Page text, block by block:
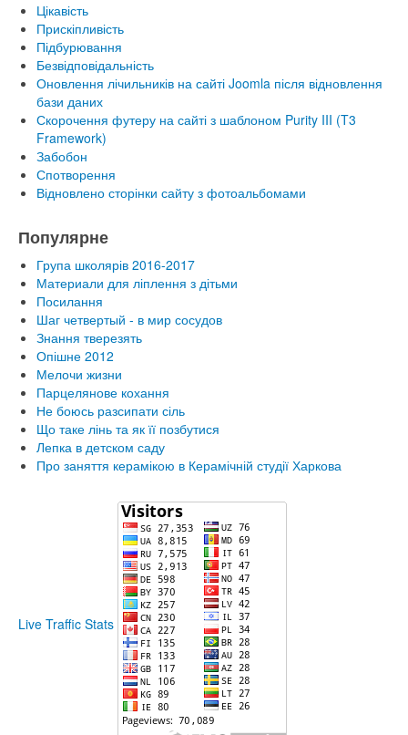
Цікавість
Прискіпливість
Підбурювання
Безвідповідальність
Оновлення лічильників на сайті Joomla після відновлення
бази даних
Скорочення футеру на сайті з шаблоном Purity III (T3
Framework)
Забобон
Спотворення
Відновлено сторінки сайту з фотоальбомами
Популярне
Група школярів 2016-2017
Материали для ліплення з дітьми
Посилання
Шаг четвертый - в мир сосудов
Знання тверезять
Опішне 2012
Мелочи жизни
Парцелянове кохання
Не боюсь разсипати сіль
Що таке лінь та як її позбутися
Лепка в детском саду
Про заняття керамікою в Керамічній студії Харкова
Live Traffic Stats